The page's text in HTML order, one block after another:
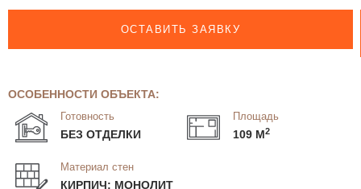
ОСТАВИТЬ ЗАЯВКУ
ОСОБЕННОСТИ ОБЪЕКТА:
Готовность
БЕЗ ОТДЕЛКИ
Площадь
109 М2
Материал стен
КИРПИЧ; МОНОЛИТ